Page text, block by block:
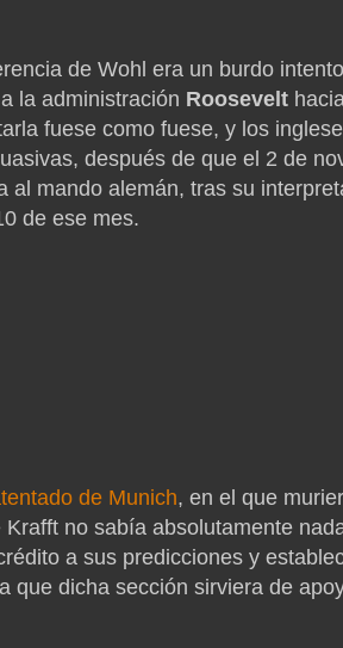
de Wohl era un burdo
la administración Roosevelt
fuese como fuese, y los
después de que el 2 de
al mando alemán, tras su
de ese mes.
de Munich, en el que
no sabía absolutamente
a sus predicciones y
que dicha sección sirviera de